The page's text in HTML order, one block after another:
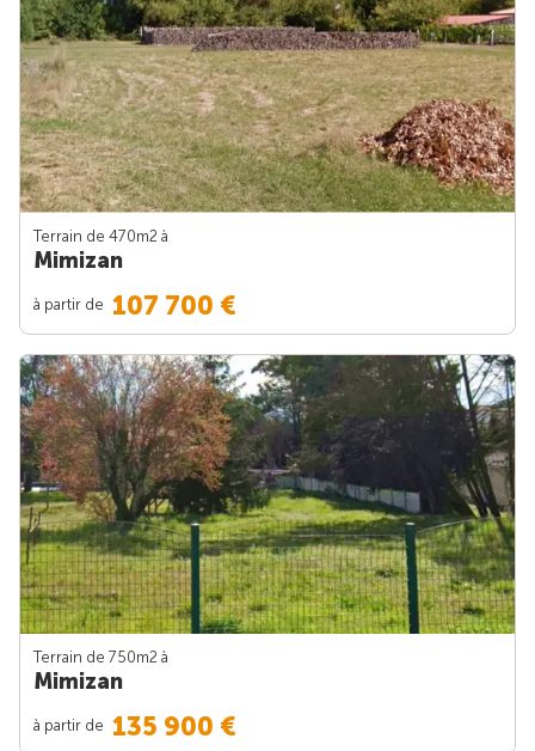
Terrain de 470m2 à
Mimizan
à partir de 107 700 €
Terrain de 750m2 à
Mimizan
à partir de 135 900 €